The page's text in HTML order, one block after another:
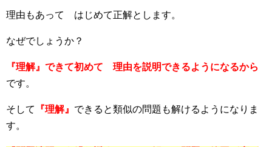
理由もあって はじめて正解とします。
なぜでしょうか？
『理解』できて初めて 理由を説明できるようになるから
です。
そして 『理解』 できると類似の問題も解けるようになりま
す。